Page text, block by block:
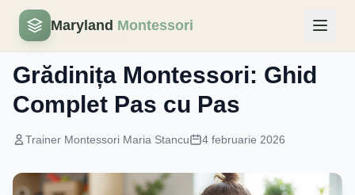
Maryland Montessori
Educatie Montessori
Grădinița Montessori: Ghid
Complet Pas cu Pas
Trainer Montessori Maria Stancu 4 februarie 2026